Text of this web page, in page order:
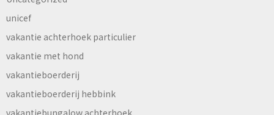
unicef
vakantie achterhoek particulier
vakantie met hond
vakantieboerderij
vakantieboerderij hebbink
vakantiebungalow achterhoek